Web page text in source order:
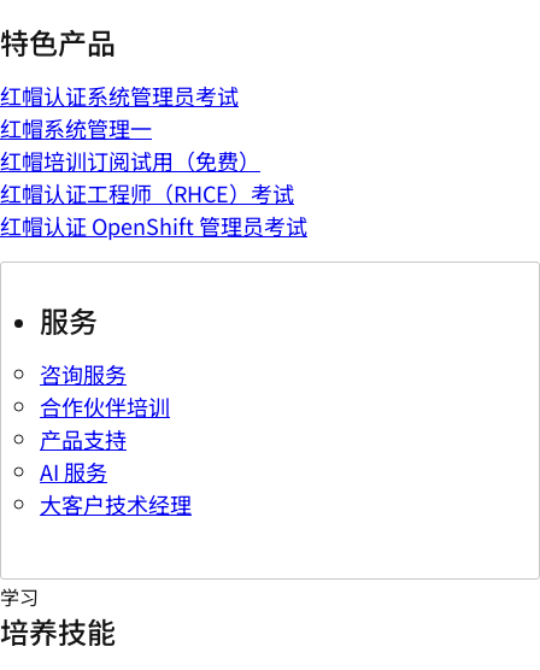
特色产品
红帽认证系统管理员考试
红帽系统管理一
红帽培训订阅试用（免费）
红帽认证工程师（RHCE）考试
红帽认证 OpenShift 管理员考试
服务
咨询服务
合作伙伴培训
产品支持
AI 服务
大客户技术经理
学习
培养技能